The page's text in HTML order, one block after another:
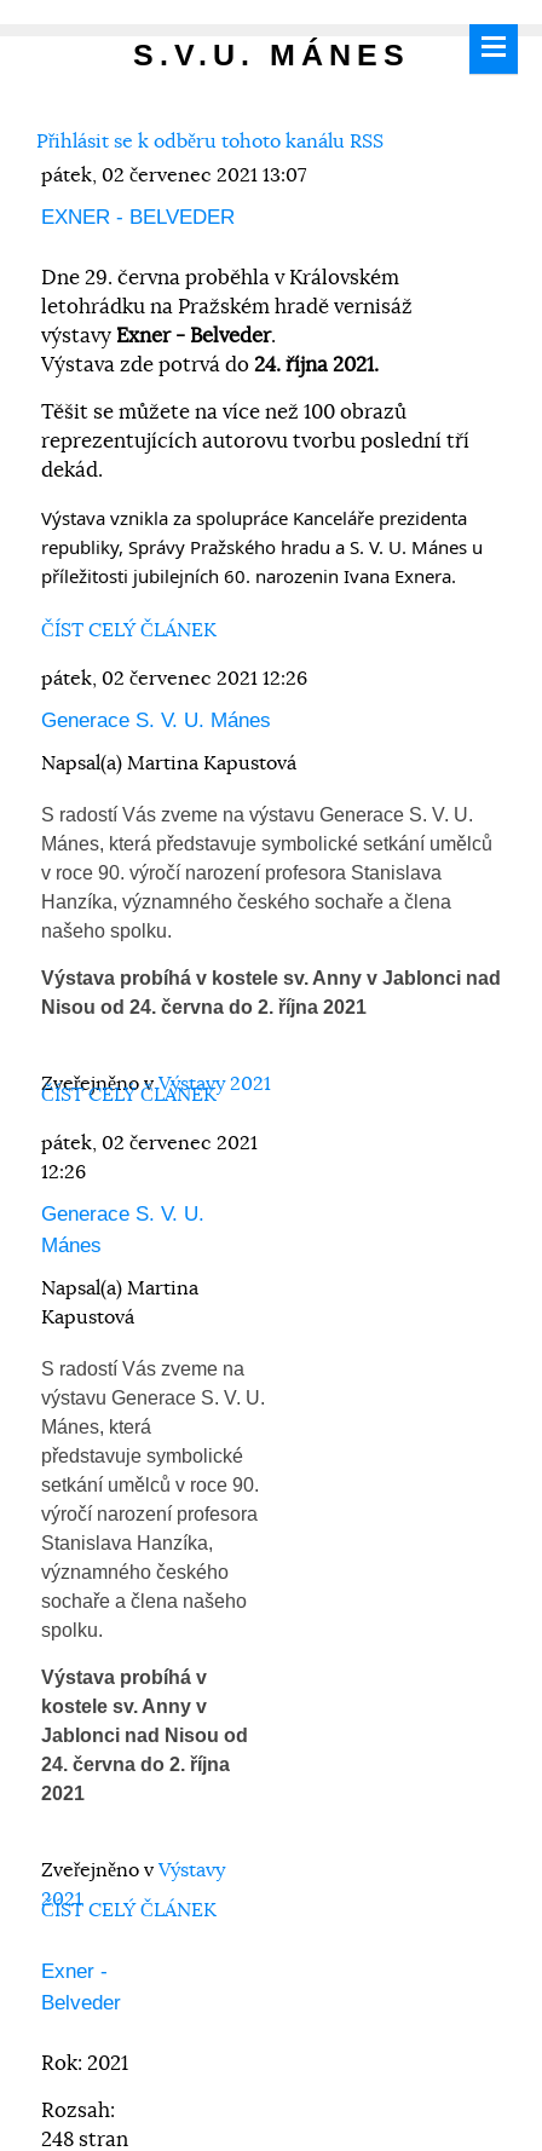
S.V.U. MÁNES
Přihlásit se k odběru tohoto kanálu RSS
pátek, 02 červenec 2021 13:07
EXNER - BELVEDER
Dne 29. června proběhla v Královském
letohrádku na Pražském hradě vernisáž
výstavy Exner - Belveder.
Výstava zde potrvá do 24. října 2021.
Těšit se můžete na více než 100 obrazů
reprezentujících autorovu tvorbu poslední tří
dekád.
Výstava vznikla za spolupráce Kanceláře prezidenta
republiky, Správy Pražského hradu a S. V. U. Mánes u
příležitosti jubilejních 60. narozenin Ivana Exnera.
ČÍST CELÝ ČLÁNEK
pátek, 02 červenec 2021 12:26
Generace S. V. U. Mánes
Napsal(a) Martina Kapustová
S radostí Vás zveme na výstavu Generace S. V. U.
Mánes, která představuje symbolické setkání umělců
v roce 90. výročí narození profesora Stanislava
Hanzíka, významného českého sochaře a člena
našeho spolku.
Výstava probíhá v kostele sv. Anny v Jablonci nad
Nisou od 24. června do 2. října 2021
Zveřejněno v Výstavy 2021
ČÍST CELÝ ČLÁNEK
pátek, 02 červenec 2021
12:26
Generace S. V. U.
Mánes
Napsal(a) Martina
Kapustová
S radostí Vás zveme na
výstavu Generace S. V. U.
Mánes, která
představuje symbolické
setkání umělců v roce 90.
výročí narození profesora
Stanislava Hanzíka,
významného českého
sochaře a člena našeho
spolku.
Výstava probíhá v
kostele sv. Anny v
Jablonci nad Nisou od
24. června do 2. října
2021
Zveřejněno v Výstavy
2021
ČÍST CELÝ ČLÁNEK
Exner -
Belveder
Rok: 2021
Rozsah:
248 stran